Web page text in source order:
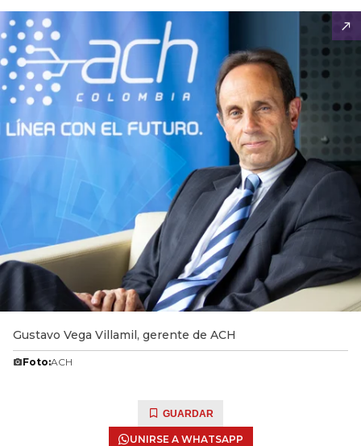
Gustavo Vega Villamil, gerente de ACH
Foto:ACH
GUARDAR
UNIRSE A WHATSAPP